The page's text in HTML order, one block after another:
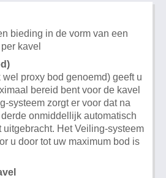
bieding in de vorm van een
kavel
proxy bod genoemd) geeft u
bereid bent voor de kavel
systeem zorgt er voor dat na
onmiddellijk automatisch
uitgebracht. Het Veiling-systeem
u door tot uw maximum bod is